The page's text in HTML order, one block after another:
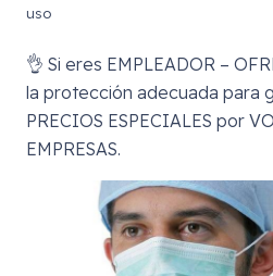
uso
👌 Si eres EMPLEADOR –
la protección adecuada para
PRECIOS ESPECIALES por
EMPRESAS.